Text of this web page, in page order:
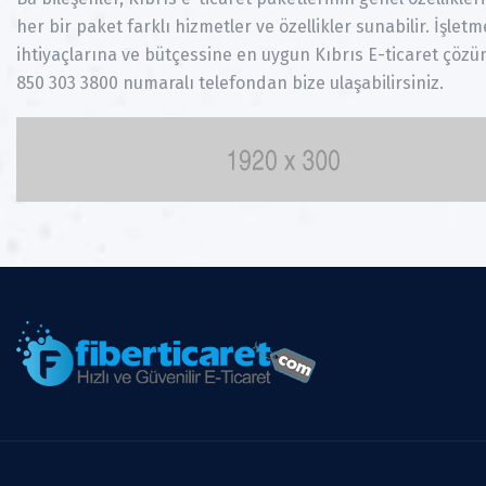
her bir paket farklı hizmetler ve özellikler sunabilir.
ihtiyaçlarına ve bütçessine en uygun Kıbrıs E-ticaret
850 303 3800 numaralı telefondan bize ulaşabilirsiniz.